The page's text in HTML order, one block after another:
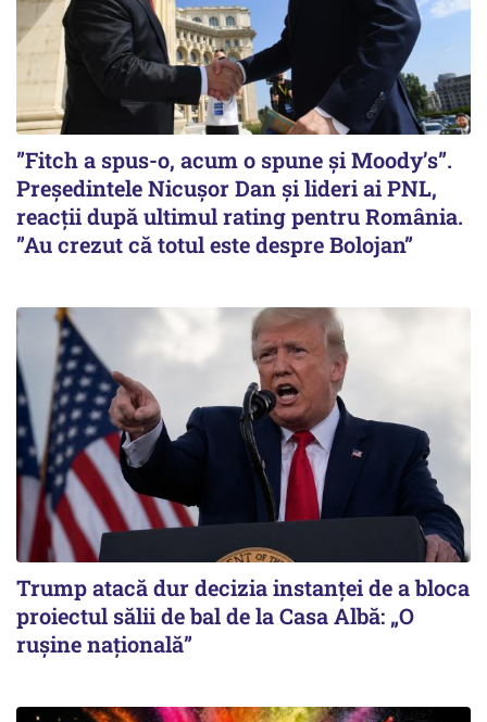
”Fitch a spus-o, acum o spune și Moody’s”.
Președintele Nicușor Dan și lideri ai PNL,
reacții după ultimul rating pentru România.
”Au crezut că totul este despre Bolojan”
Trump atacă dur decizia instanţei de a bloca
proiectul sălii de bal de la Casa Albă: „O
ruşine naţională”